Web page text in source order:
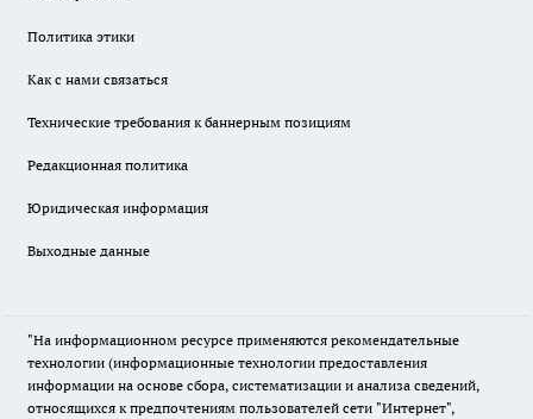
Политика этики
Как с нами связаться
Технические требования к баннерным позициям
Редакционная политика
Юридическая информация
Выходные данные
"На информационном ресурсе применяются рекомендательные
технологии (информационные технологии предоставления
информации на основе сбора, систематизации и анализа сведений,
относящихся к предпочтениям пользователей сети "Интернет",